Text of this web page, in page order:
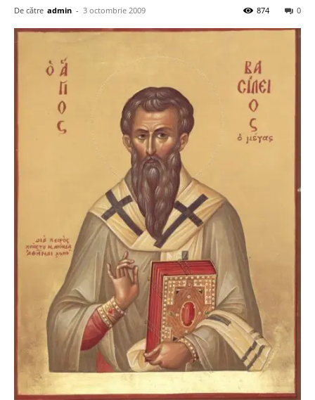
De către admin - 3 octombrie 2009 0
874